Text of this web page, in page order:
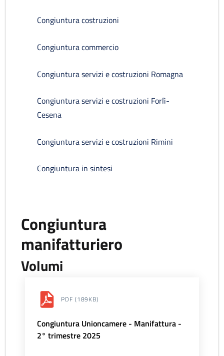
Congiuntura costruzioni
Congiuntura commercio
Congiuntura servizi e costruzioni Romagna
Congiuntura servizi e costruzioni Forlì-
Cesena
Congiuntura servizi e costruzioni Rimini
Congiuntura in sintesi
Congiuntura
manifatturiero
Volumi
PDF (189KB)
Congiuntura Unioncamere - Manifattura -
2° trimestre 2025